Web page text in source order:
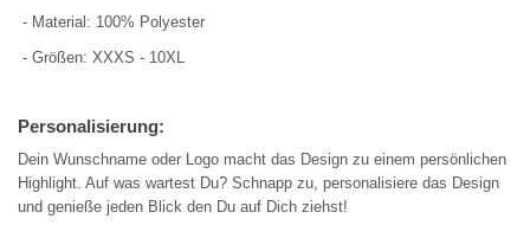
- Material: 100% Polyester
- Größen: XXXS - 10XL
Personalisierung:
Dein Wunschname oder Logo macht das Design zu einem persönlichen
Highlight. Auf was wartest Du? Schnapp zu, personalisiere das Design
und genieße jeden Blick den Du auf Dich ziehst!